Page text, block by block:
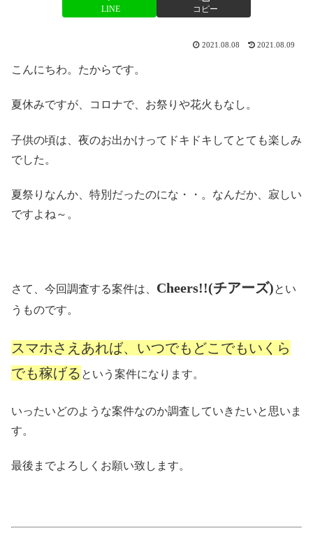
LINE コピー
2021.08.08 2021.08.09
こんにちわ。たからです。
夏休みですが、コロナで、お祭りや花火もなし。
子供の頃は、夜のお出かけってドキドキしてとても楽しみ
でした。
夏祭りなんか、特別だったのにな・・。なんだか、寂しい
ですよね～。
さて、今回調査する案件は、 Cheers!!(チアーズ)とい
うものです。
スマホさえあれば、いつでもどこでもいくら
でも稼げる という案件になります。
いったいどのような案件なのか調査していきたいと思いま
す。
最後までよろしくお願い致します。